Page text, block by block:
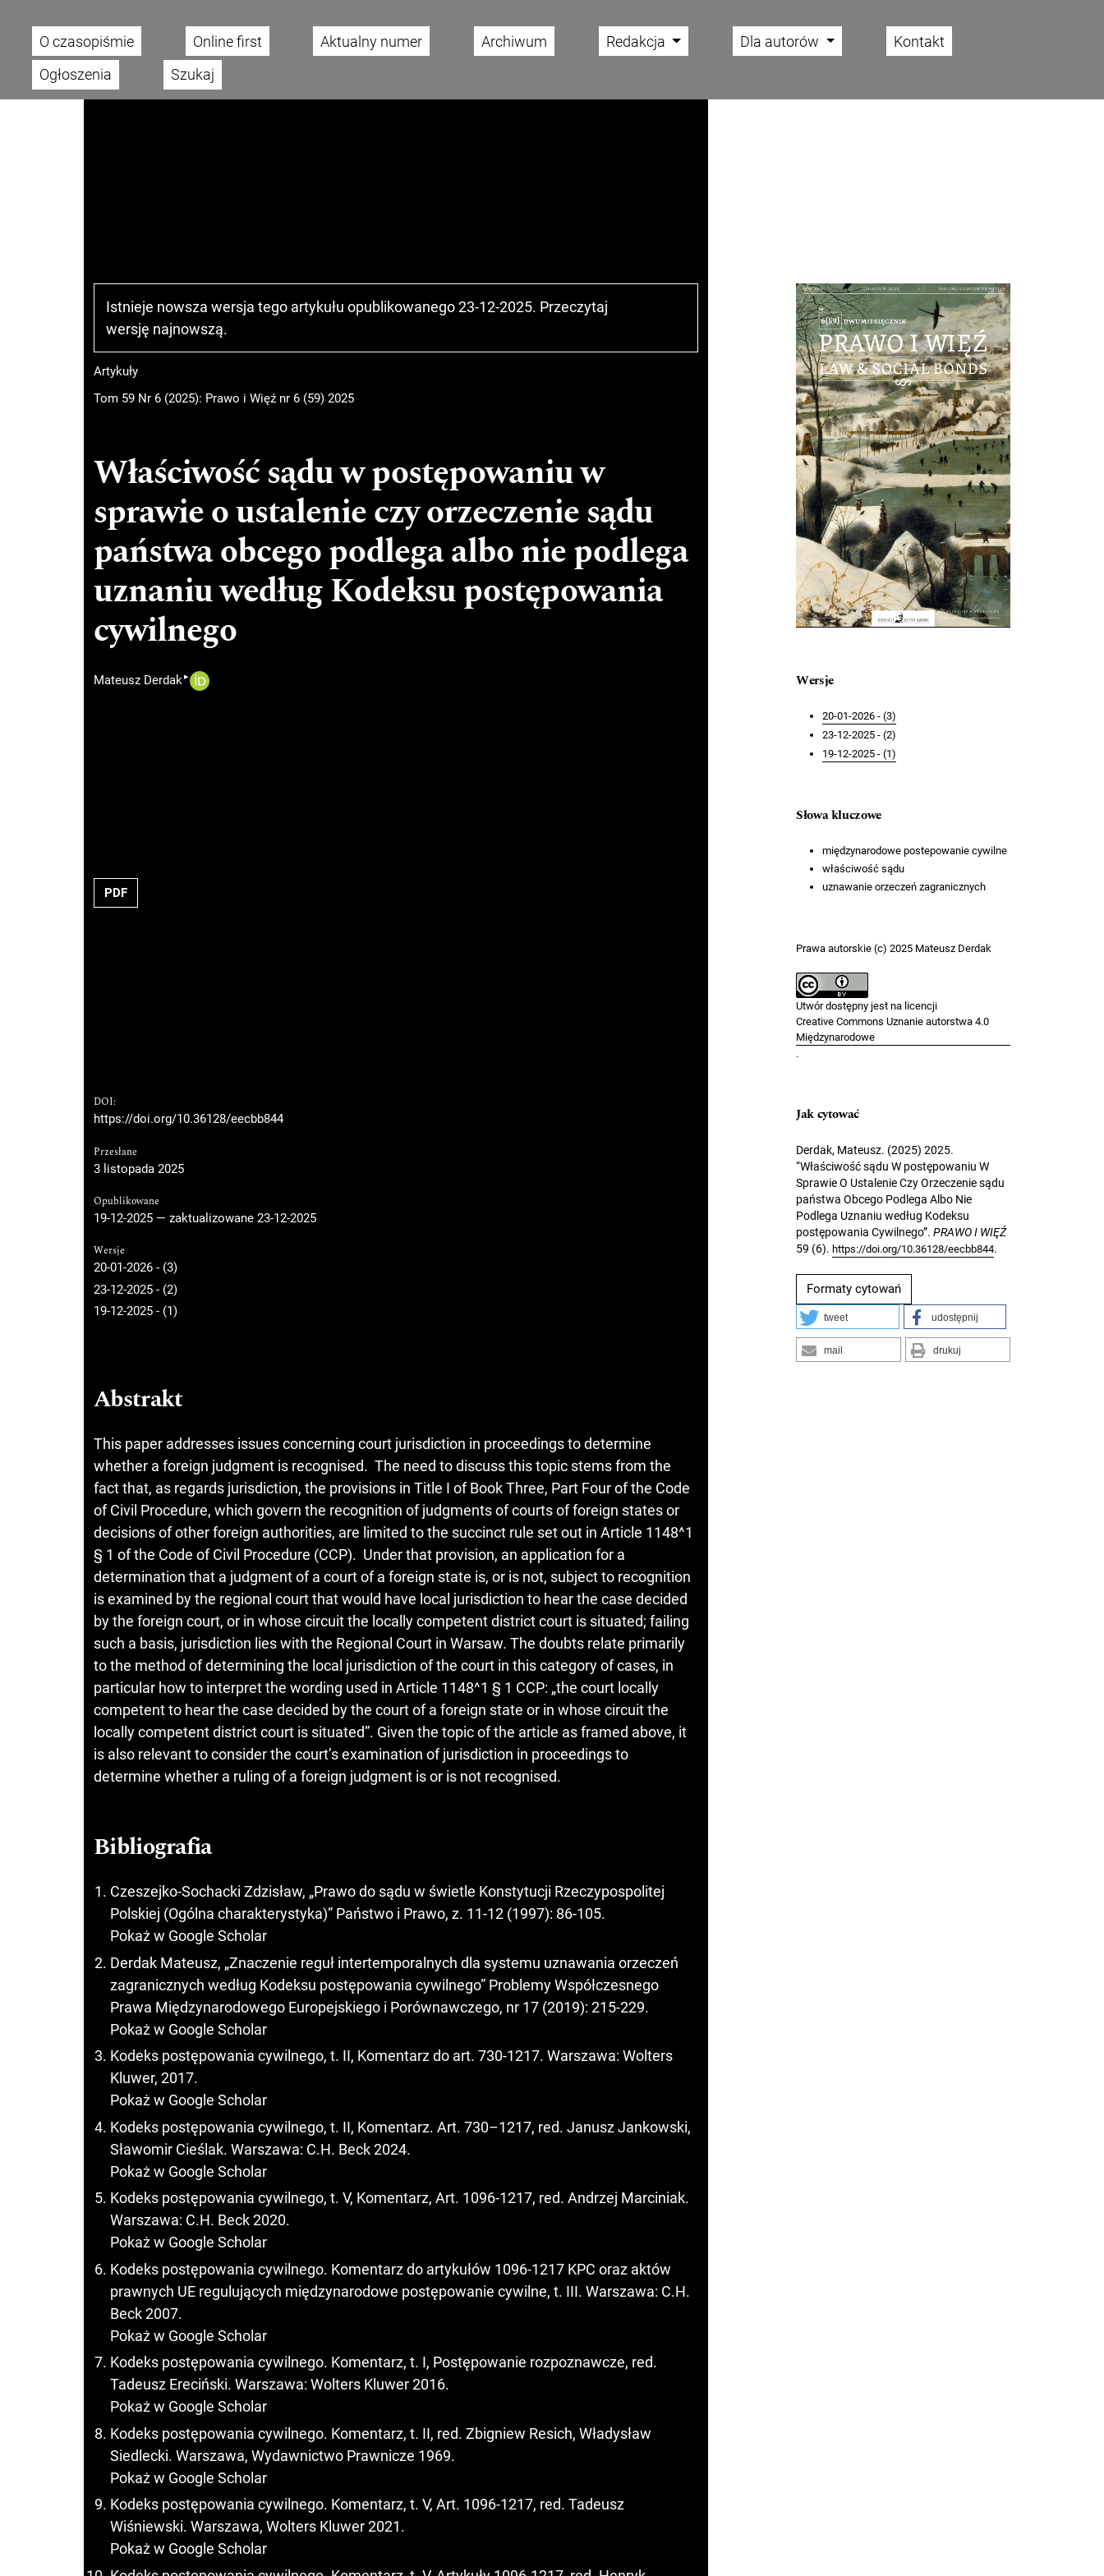
Main menu
O czasopiśmie Online first Aktualny numer Archiwum Redakcja Dla autorów
Kontakt
Ogłoszenia
Szukaj
Istnieje nowsza wersja tego artykułu opublikowanego 23-12-2025. Przeczytaj
wersję najnowszą.
Artykuły
Tom 59 Nr 6 (2025): Prawo i Więź nr 6 (59) 2025
Właściwość sądu w postępowaniu w
sprawie o ustalenie czy orzeczenie sądu
państwa obcego podlega albo nie podlega
uznaniu według Kodeksu postępowania
cywilnego
Mateusz Derdak▸
PDF
DOI:
https://doi.org/10.36128/eecbb844
Przesłane
3 listopada 2025
Opublikowane
19-12-2025 — zaktualizowane 23-12-2025
Wersje
20-01-2026 - (3)
23-12-2025 - (2)
19-12-2025 - (1)
Abstrakt
This paper addresses issues concerning court jurisdiction in proceedings to determine
whether a foreign judgment is recognised. The need to discuss this topic stems from the
fact that, as regards jurisdiction, the provisions in Title I of Book Three, Part Four of the Code
of Civil Procedure, which govern the recognition of judgments of courts of foreign states or
decisions of other foreign authorities, are limited to the succinct rule set out in Article 1148^1
§ 1 of the Code of Civil Procedure (CCP). Under that provision, an application for a
determination that a judgment of a court of a foreign state is, or is not, subject to recognition
is examined by the regional court that would have local jurisdiction to hear the case decided
by the foreign court, or in whose circuit the locally competent district court is situated; failing
such a basis, jurisdiction lies with the Regional Court in Warsaw. The doubts relate primarily
to the method of determining the local jurisdiction of the court in this category of cases, in
particular how to interpret the wording used in Article 1148^1 § 1 CCP: „the court locally
competent to hear the case decided by the court of a foreign state or in whose circuit the
locally competent district court is situated”. Given the topic of the article as framed above, it
is also relevant to consider the court’s examination of jurisdiction in proceedings to
determine whether a ruling of a foreign judgment is or is not recognised.
Bibliografia
Czeszejko-Sochacki Zdzisław, „Prawo do sądu w świetle Konstytucji Rzeczypospolitej
Polskiej (Ogólna charakterystyka)” Państwo i Prawo, z. 11-12 (1997): 86-105.
Pokaż w Google Scholar
Derdak Mateusz, „Znaczenie reguł intertemporalnych dla systemu uznawania orzeczeń
zagranicznych według Kodeksu postępowania cywilnego” Problemy Współczesnego
Prawa Międzynarodowego Europejskiego i Porównawczego, nr 17 (2019): 215-229.
Pokaż w Google Scholar
Kodeks postępowania cywilnego, t. II, Komentarz do art. 730-1217. Warszawa: Wolters
Kluwer, 2017.
Pokaż w Google Scholar
Kodeks postępowania cywilnego, t. II, Komentarz. Art. 730–1217, red. Janusz Jankowski,
Sławomir Cieślak. Warszawa: C.H. Beck 2024.
Pokaż w Google Scholar
Kodeks postępowania cywilnego, t. V, Komentarz, Art. 1096-1217, red. Andrzej Marciniak.
Warszawa: C.H. Beck 2020.
Pokaż w Google Scholar
Kodeks postępowania cywilnego. Komentarz do artykułów 1096-1217 KPC oraz aktów
prawnych UE regulujących międzynarodowe postępowanie cywilne, t. III. Warszawa: C.H.
Beck 2007.
Pokaż w Google Scholar
Kodeks postępowania cywilnego. Komentarz, t. I, Postępowanie rozpoznawcze, red.
Tadeusz Ereciński. Warszawa: Wolters Kluwer 2016.
Pokaż w Google Scholar
Kodeks postępowania cywilnego. Komentarz, t. II, red. Zbigniew Resich, Władysław
Siedlecki. Warszawa, Wydawnictwo Prawnicze 1969.
Pokaż w Google Scholar
Kodeks postępowania cywilnego. Komentarz, t. V, Art. 1096-1217, red. Tadeusz
Wiśniewski. Warszawa, Wolters Kluwer 2021.
Pokaż w Google Scholar
Cover image
Wersje
20-01-2026 - (3)
23-12-2025 - (2)
19-12-2025 - (1)
Słowa kluczowe
międzynarodowe postepowanie cywilne
właściwość sądu
uznawanie orzeczeń zagranicznych
Prawa autorskie (c) 2025 Mateusz Derdak
Utwór dostępny jest na licencji
Creative Commons Uznanie autorstwa 4.0
Międzynarodowe
.
Jak cytować
Derdak, Mateusz. (2025) 2025.
“Właściwość sądu W postępowaniu W
Sprawie O Ustalenie Czy Orzeczenie sądu
państwa Obcego Podlega Albo Nie
Podlega Uznaniu według Kodeksu
postępowania Cywilnego”. PRAWO I WIĘŹ
59 (6). https://doi.org/10.36128/eecbb844.
Formaty cytowań
tweet udostępnij
mail drukuj